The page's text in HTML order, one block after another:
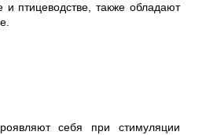
и птицеводстве, также обладают
себя при стимуляции